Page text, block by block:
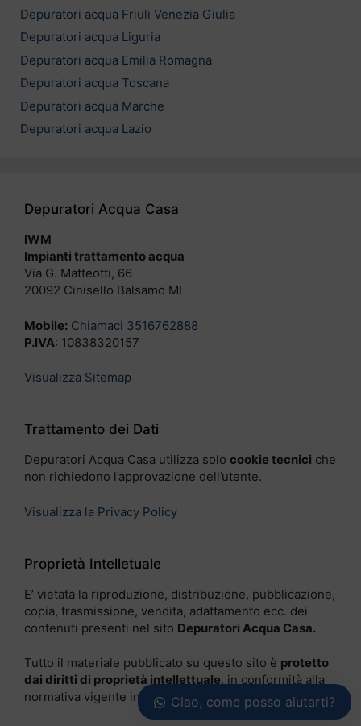
Depuratori acqua Friuli Venezia Giulia
Depuratori acqua Liguria
Depuratori acqua Emilia Romagna
Depuratori acqua Toscana
Depuratori acqua Marche
Depuratori acqua Lazio
Depuratori Acqua Casa
IWM
Impianti trattamento acqua
Via G. Matteotti, 66
20092 Cinisello Balsamo MI
Mobile: Chiamaci 3516762888
P.IVA: 10838320157
Visualizza Sitemap
Trattamento dei Dati
Depuratori Acqua Casa utilizza solo cookie tecnici che
non richiedono l’approvazione dell’utente.
Visualizza la Privacy Policy
Proprietà Intelletuale
E’ vietata la riproduzione, distribuzione, pubblicazione,
copia, trasmissione, vendita, adattamento ecc. dei
contenuti presenti nel sito Depuratori Acqua Casa.
Tutto il materiale pubblicato su questo sito è protetto
dai diritti di proprietà intellettuale, in conformità alla
normativa vigente in materia.Ciao, come posso aiutarti?